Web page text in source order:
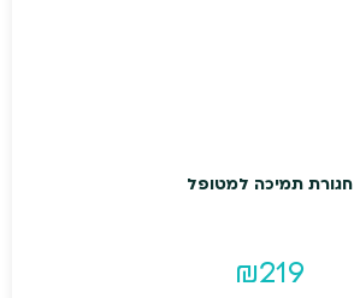
חגורת תמיכה למטופל
₪219